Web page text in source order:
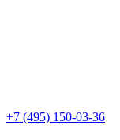
+7 (495) 150-03-36